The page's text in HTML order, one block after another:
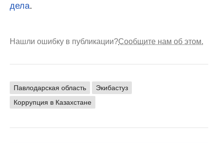
дела.
Нашли ошибку в публикации?Сообщите нам об этом.
Павлодарская область
Экибастуз
Коррупция в Казахстане